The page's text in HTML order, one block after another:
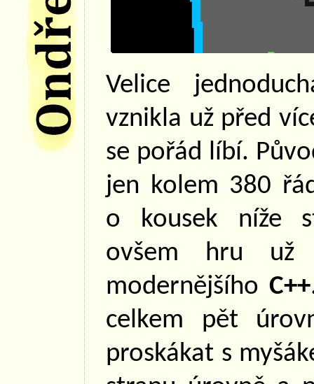
Velice
vznikla už před
se pořád líbí.
jen kolem 380
o kousek níže
ovšem hru už
modernějšího C++
celkem pět
proskákat s